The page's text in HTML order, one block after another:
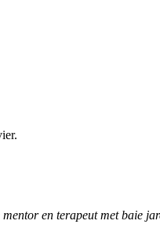
en terapeut met baie